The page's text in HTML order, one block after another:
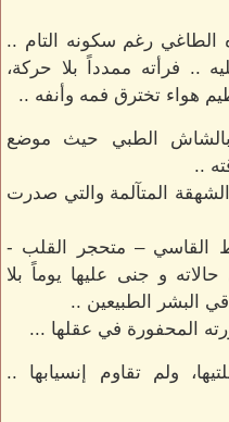
رغم سكونه التام ..
.. فرأته ممدداً بلا حركة،
هواء تخترق فمه وأنفه ..
بالشاش الطبي حيث موضع
..
المتآلمة والتي صدرت
القاسي – متحجر القلب -
و جنى عليها يوماً بلا
البشر الطبيعين ..
المحفورة في عقلها ...
ولم تقاوم إنسيابها ..